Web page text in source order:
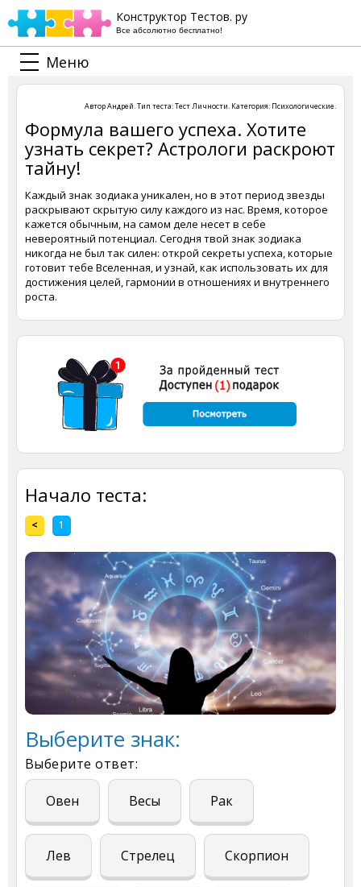
Конструктор Тестов. ру
Все абсолютно бесплатно!
Меню
АвторАндрей. Тип теста:Тест Личности. Категория: Психологические.
Формула вашего успеха. Хотите
узнать секрет? Астрологи раскроют
тайну!
Каждый знак зодиака уникален, но в этот период звезды
раскрывают скрытую силу каждого из нас. Время, которое
кажется обычным, на самом деле несет в себе
невероятный потенциал. Сегодня твой знак зодиака
никогда не был так силен: открой секреты успеха, которые
готовит тебе Вселенная, и узнай, как использовать их для
достижения целей, гармонии в отношениях и внутреннего
роста.
Начало теста:
< 1
Выберите знак:
Выберите ответ:
Овен Весы Рак
Лев Стрелец Скорпион